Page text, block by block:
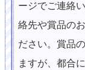
ージでご連絡
絡先や賞品の
ださい。賞品
ますが、都合